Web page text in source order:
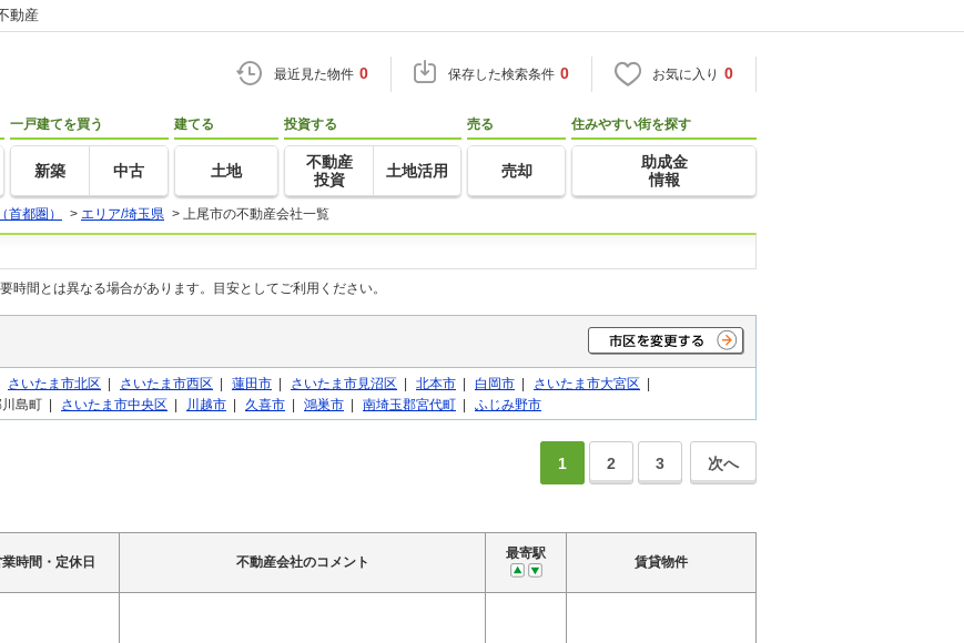
動産
最近見た物件 0 保存した検索条件 0 お気に入り 0
一戸建てを買う
新築 中古
建てる
土地
投資する
不動産
投資
土地活用
売る
売却
住みやすい街を探す
助成金
情報
首都圏） > エリア/埼玉県 > 上尾市の不動産会社一覧
間とは異なる場合があります。目安としてご利用ください。
さいたま市北区 | さいたま市西区 | 蓮田市 | さいたま市見沼区 | 北本市 | 白岡市 | さいたま市大宮区 |
川島町 | さいたま市中央区 | 川越市 | 久喜市 | 鴻巣市 | 南埼玉郡宮代町 | ふじみ野市
1 2 3 次へ
時間・定休日 不動産会社のコメント
最寄駅
賃貸物件